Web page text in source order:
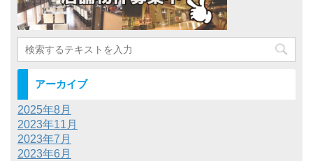
アーカイブ
2025年8月
2023年11月
2023年7月
2023年6月